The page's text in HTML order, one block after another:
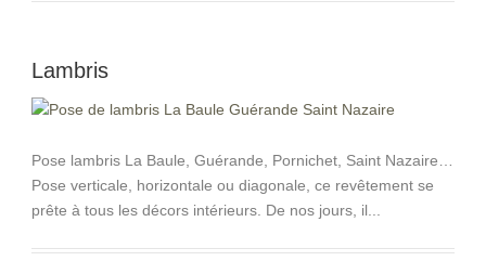
Lambris
Pose lambris La Baule, Guérande, Pornichet, Saint Nazaire…
Pose verticale, horizontale ou diagonale, ce revêtement se
prête à tous les décors intérieurs. De nos jours, il...